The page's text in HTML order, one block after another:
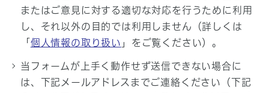
またはご意見に対する適切な対応を行うために利用
し、それ以外の目的では利用しません（詳しくは
「 個人情報の取り扱い 」をご覧ください）。
当フォームが上手く動作せず送信できない場合に
は、下記メールアドレスまでご連絡ください（下記